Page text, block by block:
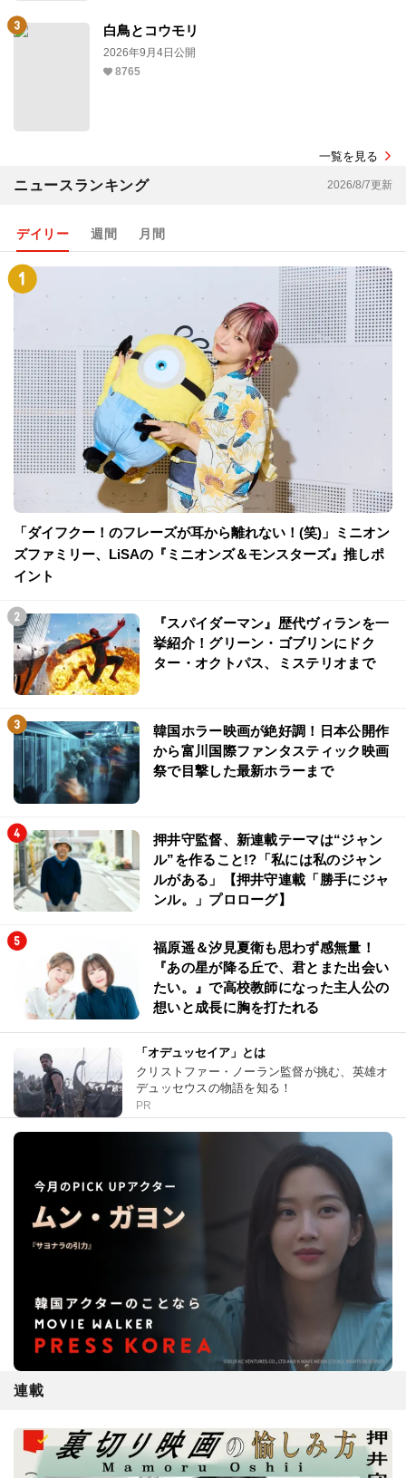
白鳥とコウモリ
2026年9月4日公開
8765
一覧を見る
ニュースランキング 2026/8/7更新
デイリー 週間 月間
「ダイフクー！のフレーズが耳から離れない！(笑)」ミニオン
ズファミリー、LiSAの『ミニオンズ＆モンスターズ』推しポ
イント
『スパイダーマン』歴代ヴィランを一
挙紹介！グリーン・ゴブリンにドク
ター・オクトパス、ミステリオまで
韓国ホラー映画が絶好調！日本公開作
から富川国際ファンタスティック映画
祭で目撃した最新ホラーまで
押井守監督、新連載テーマは“ジャン
ル”を作ること!?「私には私のジャン
ルがある」【押井守連載「勝手にジャ
ンル。」プロローグ】
福原遥＆汐見夏衛も思わず感無量！
『あの星が降る丘で、君とまた出会い
たい。』で高校教師になった主人公の
想いと成長に胸を打たれる
「オデュッセイア」とは
クリストファー・ノーラン監督が挑む、英雄オ
デュッセウスの物語を知る！
PR
連載